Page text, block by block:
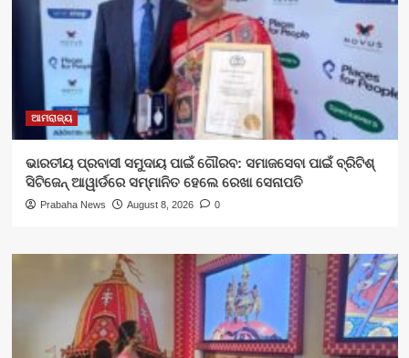
ଆମରାଜ୍ୟ
ଭାରତୀୟ ପ୍ରବାସୀ ସମୁଦାୟ ପାଇଁ ଗୌରବ: ସମାଜସେବା ପାଇଁ ବ୍ରିଟିଶ୍
ସିଟିଜେନ୍ ଆୱାର୍ଡରେ ସମ୍ମାନିତ ହେଲେ ରେଖା ସେନାପତି
Prabaha News August 8, 2026 0